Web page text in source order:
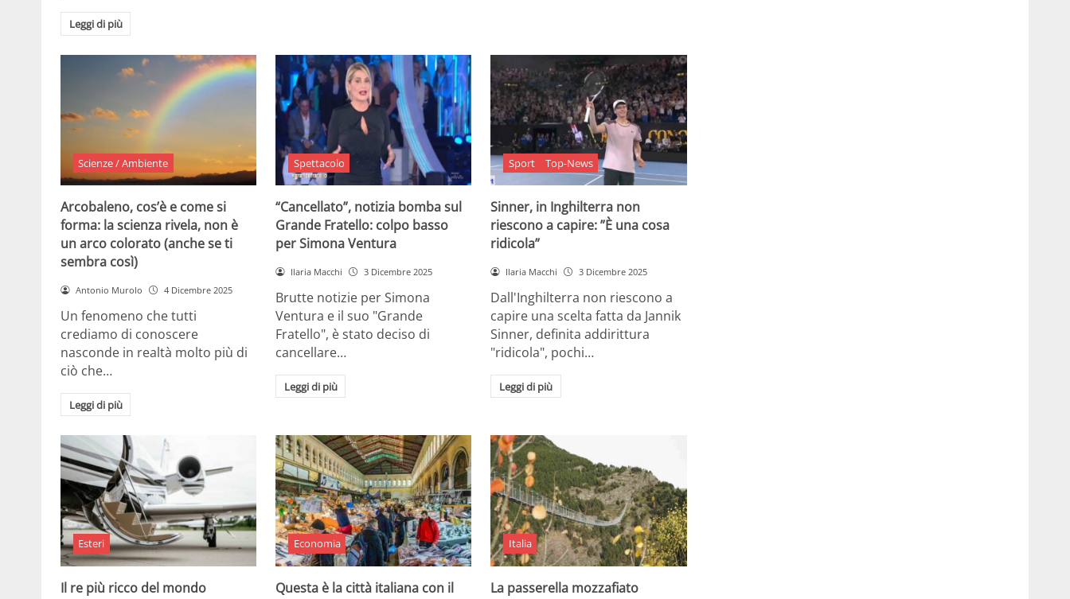
Leggi di più
Scienze / Ambiente
Arcobaleno, cos’è e come si
forma: la scienza rivela, non è
un arco colorato (anche se ti
sembra così)
Antonio Murolo 4 Dicembre 2025
Un fenomeno che tutti
crediamo di conoscere
nasconde in realtà molto più di
ciò che…
Leggi di più
Spettacolo
“Cancellato”, notizia bomba sul
Grande Fratello: colpo basso
per Simona Ventura
Ilaria Macchi 3 Dicembre 2025
Brutte notizie per Simona
Ventura e il suo "Grande
Fratello", è stato deciso di
cancellare…
Leggi di più
Sport Top-News
Sinner, in Inghilterra non
riescono a capire: ”È una cosa
ridicola”
Ilaria Macchi 3 Dicembre 2025
Dall'Inghilterra non riescono a
capire una scelta fatta da Jannik
Sinner, definita addirittura
"ridicola", pochi…
Leggi di più
Esteri
Il re più ricco del mondo
Economia
Questa è la città italiana con il
Italia
La passerella mozzafiato